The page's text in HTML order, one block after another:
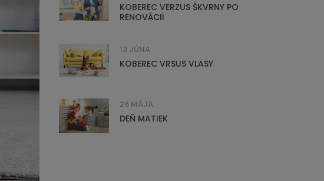
KOBEREC VERZUS ŠKVRNY PO
RENOVÁCII
13 JÚNA
KOBEREC VRSUS VLASY
26 MÁJA
DEŇ MATIEK